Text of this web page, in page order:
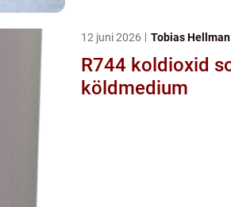
12 juni 2026 Tobias Hellman
R744 koldioxid som framtidens
köldmedium